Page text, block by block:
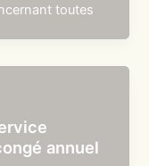
toutes
annuel